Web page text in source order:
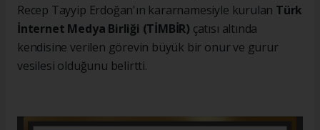
Recep Tayyip Erdoğan'ın kararnamesiyle kurulan Türk
İnternet Medya Birliği (TİMBİR) çatısı altında
kendisine verilen görevin büyük bir onur ve gurur
vesilesi olduğunu belirtti.